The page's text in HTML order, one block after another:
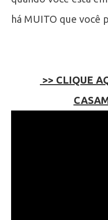
há MUITO que você
>> CLIQUE